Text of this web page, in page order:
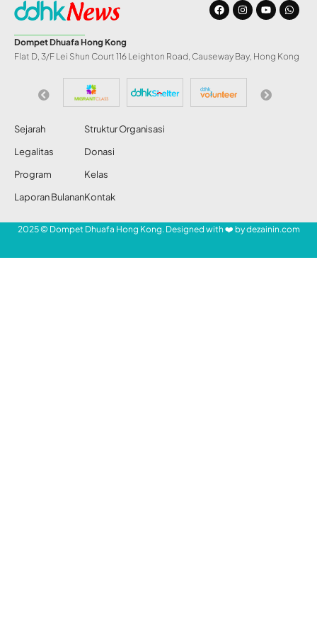
Pengadilan
Internasional
memerintahkan
Israel hentikan aksi
genosida di Jalur
Gaza
Abdul Razak
349 Views